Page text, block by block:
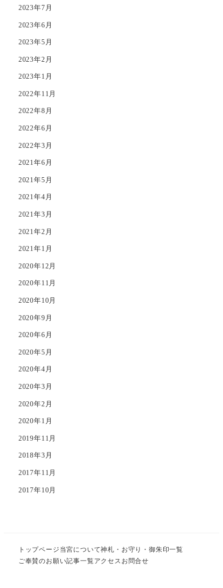
2023年7月
2023年6月
2023年5月
2023年2月
2023年1月
2022年11月
2022年8月
2022年6月
2022年3月
2021年6月
2021年5月
2021年4月
2021年3月
2021年2月
2021年1月
2020年12月
2020年11月
2020年10月
2020年9月
2020年6月
2020年5月
2020年4月
2020年3月
2020年2月
2020年1月
2019年11月
2018年3月
2017年11月
2017年10月
トップページ 当宮について神札・お守り・御朱印一覧
ご奉賛のお願い記事一覧 アクセス お問合せ